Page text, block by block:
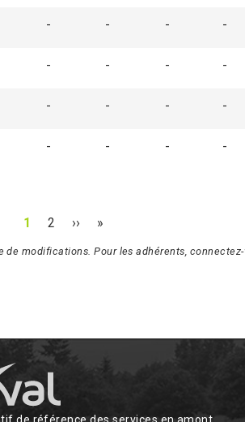
- - - -
- - - -
- - - -
- - - -
1 2 ›› »
modifications. Pour les adhérents,